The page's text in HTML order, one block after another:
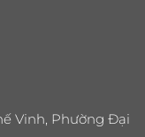
Vinh, Phường Đại